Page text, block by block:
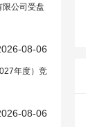
公司受盘
08-06
年度）竞
08-06